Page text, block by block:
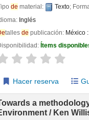
de material: Texto;
Inglés
tallesde publicación: México
Ítems
Hacer reserva
a
/ Ken